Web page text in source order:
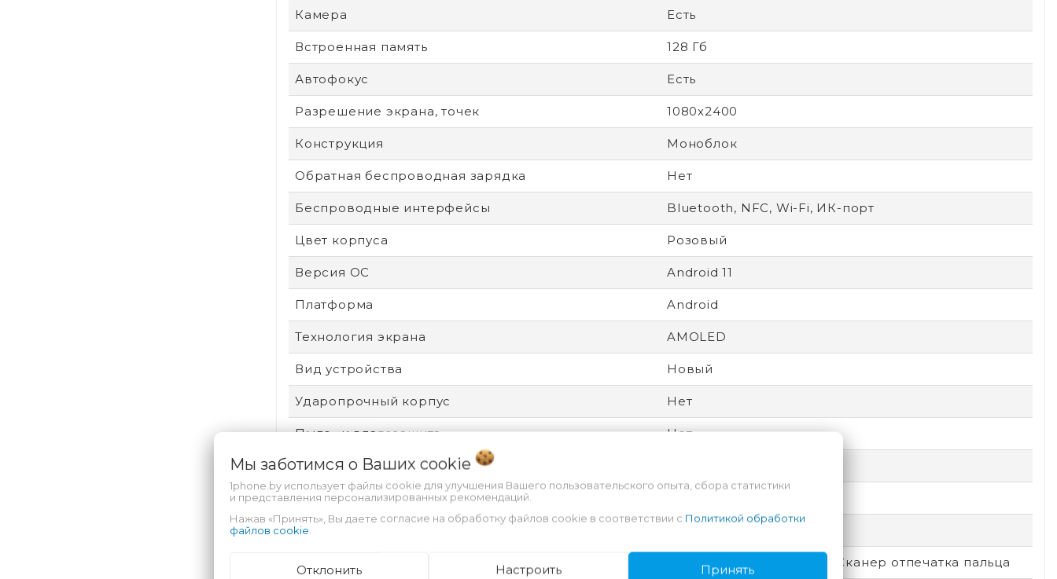
Камера Есть
Встроенная память 128 Гб
Автофокус Есть
Разрешение экрана, точек 1080х2400
Конструкция Моноблок
Обратная беспроводная зарядка Нет
Беспроводные интерфейсы Bluetooth, NFC, Wi-Fi, ИК-порт
Цвет корпуса Розовый
Версия ОС Android 11
Платформа Android
Технология экрана AMOLED
Вид устройства Новый
Ударопрочный корпус Нет
Пыле- и влагозащита Нет
Защита от царапин
Производитель процессора
Аккумулятор
Разблокировка по лицу, Сканер отпечатка пальца
Мы заботимся о Ваших cookie
1phone.by использует файлы cookie для улучшения Вашего пользовательского опыта, сбора статистики
и представления персонализированных рекомендаций.
Нажав «Принять», Вы даете согласие на обработку файлов cookie в соответствии с Политикой обработки
файлов cookie
Отклонить Настроить Принять